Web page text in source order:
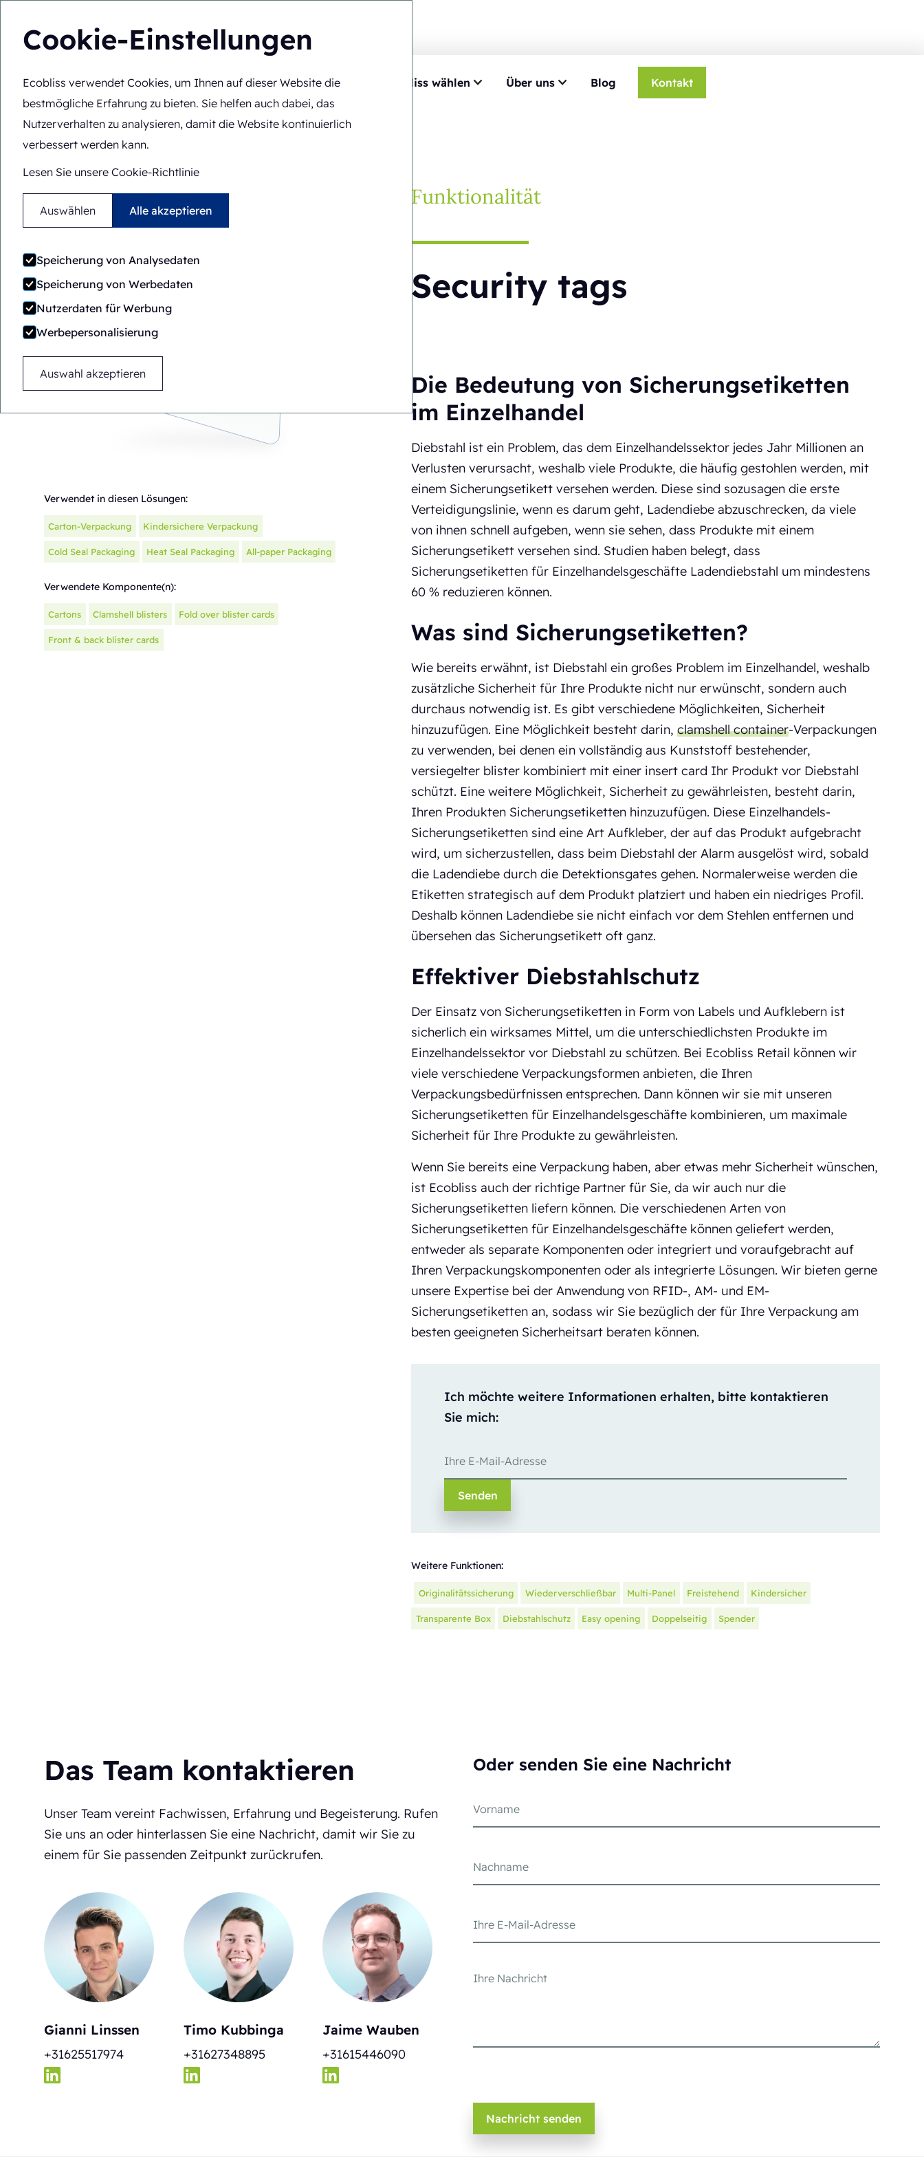
Cookie-Einstellungen
Ecobliss verwendet Cookies, um Ihnen auf dieser Website die
bestmögliche Erfahrung zu bieten. Sie helfen auch dabei, das
Nutzerverhalten zu analysieren, damit die Website kontinuierlich
verbessert werden kann.
Lesen Sie unsere Cookie-Richtlinie
Auswählen Alle akzeptieren
Speicherung von Analysedaten
Speicherung von Werbedaten
Nutzerdaten für Werbung
Werbepersonalisierung
Auswahl akzeptieren
Lösungen Fachkompetenz Ecobliss wählen Über uns Blog Kontakt
DE
Sie befinden sich hier:
Startseite Fachkompetenz Funktionalitäten
Verwendet in diesen Lösungen:
Carton-Verpackung Kindersichere Verpackung
Cold Seal Packaging Heat Seal Packaging All-paper Packaging
Verwendete Komponente(n):
Cartons Clamshell blisters Fold over blister cards
Front & back blister cards
Funktionalität
Security tags
Die Bedeutung von Sicherungsetiketten
im Einzelhandel
Diebstahl ist ein Problem, das dem Einzelhandelssektor jedes Jahr Millionen an
Verlusten verursacht, weshalb viele Produkte, die häufig gestohlen werden, mit
einem Sicherungsetikett versehen werden. Diese sind sozusagen die erste
Verteidigungslinie, wenn es darum geht, Ladendiebe abzuschrecken, da viele
von ihnen schnell aufgeben, wenn sie sehen, dass Produkte mit einem
Sicherungsetikett versehen sind. Studien haben belegt, dass
Sicherungsetiketten für Einzelhandelsgeschäfte Ladendiebstahl um mindestens
60 % reduzieren können.
Was sind Sicherungsetiketten?
Wie bereits erwähnt, ist Diebstahl ein großes Problem im Einzelhandel, weshalb
zusätzliche Sicherheit für Ihre Produkte nicht nur erwünscht, sondern auch
durchaus notwendig ist. Es gibt verschiedene Möglichkeiten, Sicherheit
hinzuzufügen. Eine Möglichkeit besteht darin,clamshell container-Verpackungen
zu verwenden, bei denen ein vollständig aus Kunststoff bestehender,
versiegelter blister kombiniert mit einer insert card Ihr Produkt vor Diebstahl
schützt. Eine weitere Möglichkeit, Sicherheit zu gewährleisten, besteht darin,
Ihren Produkten Sicherungsetiketten hinzuzufügen. Diese Einzelhandels-
Sicherungsetiketten sind eine Art Aufkleber, der auf das Produkt aufgebracht
wird, um sicherzustellen, dass beim Diebstahl der Alarm ausgelöst wird, sobald
die Ladendiebe durch die Detektionsgates gehen. Normalerweise werden die
Etiketten strategisch auf dem Produkt platziert und haben ein niedriges Profil.
Deshalb können Ladendiebe sie nicht einfach vor dem Stehlen entfernen und
übersehen das Sicherungsetikett oft ganz.
Effektiver Diebstahlschutz
Der Einsatz von Sicherungsetiketten in Form von Labels und Aufklebern ist
sicherlich ein wirksames Mittel, um die unterschiedlichsten Produkte im
Einzelhandelssektor vor Diebstahl zu schützen. Bei Ecobliss Retail können wir
viele verschiedene Verpackungsformen anbieten, die Ihren
Verpackungsbedürfnissen entsprechen. Dann können wir sie mit unseren
Sicherungsetiketten für Einzelhandelsgeschäfte kombinieren, um maximale
Sicherheit für Ihre Produkte zu gewährleisten.
Wenn Sie bereits eine Verpackung haben, aber etwas mehr Sicherheit wünschen,
ist Ecobliss auch der richtige Partner für Sie, da wir auch nur die
Sicherungsetiketten liefern können. Die verschiedenen Arten von
Sicherungsetiketten für Einzelhandelsgeschäfte können geliefert werden,
entweder als separate Komponenten oder integriert und voraufgebracht auf
Ihren Verpackungskomponenten oder als integrierte Lösungen. Wir bieten gerne
unsere Expertise bei der Anwendung von RFID-, AM- und EM-
Sicherungsetiketten an, sodass wir Sie bezüglich der für Ihre Verpackung am
besten geeigneten Sicherheitsart beraten können.
Ich möchte weitere Informationen erhalten, bitte kontaktieren
Sie mich:
Weitere Funktionen:
Originalitätssicherung Wiederverschließbar Multi-Panel Freistehend Kindersicher
Transparente Box Diebstahlschutz Easy opening Doppelseitig Spender
Das Team kontaktieren
Unser Team vereint Fachwissen, Erfahrung und Begeisterung. Rufen
Sie uns an oder hinterlassen Sie eine Nachricht, damit wir Sie zu
einem für Sie passenden Zeitpunkt zurückrufen.
Gianni Linssen
+31625517974
Timo Kubbinga
+31627348895
Jaime Wauben
+31615446090
Oder senden Sie eine Nachricht